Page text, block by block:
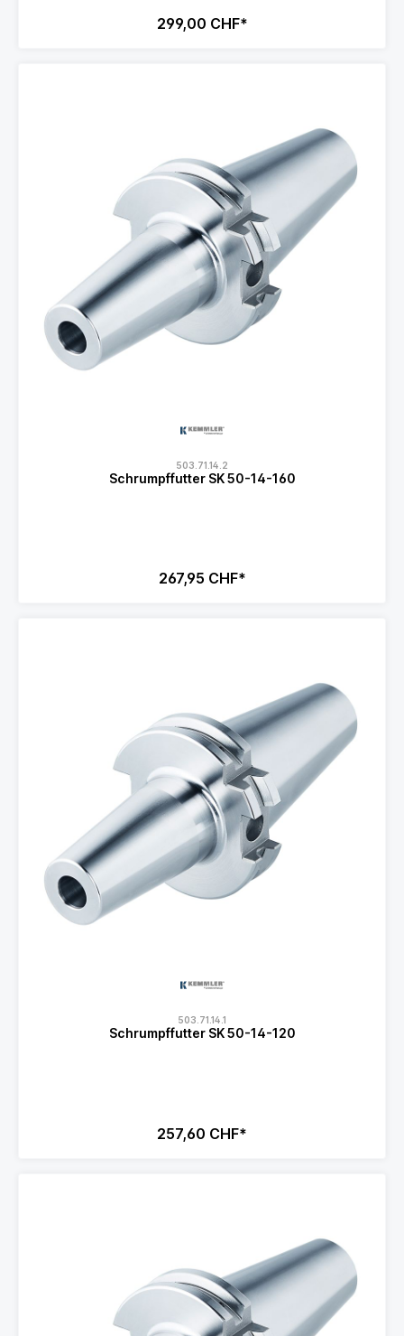
299,00 CHF*
503.71.14.2
Schrumpffutter SK 50-14-160
267,95 CHF*
503.71.14.1
Schrumpffutter SK 50-14-120
257,60 CHF*